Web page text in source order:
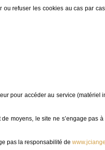
ou refuser les cookies au cas par
pour accéder au service (matériel
moyens, le site ne s’engage pas à
pas la responsabilité de